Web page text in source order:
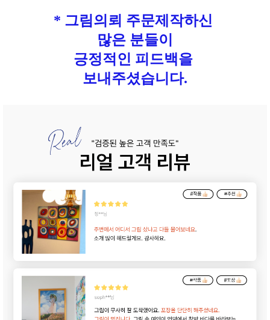
* 그림의뢰 주문제작하신
많은 분들이
긍정적인 피드백을
보내주셨습니다.